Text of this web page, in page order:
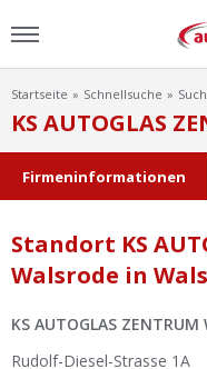
Home
Ratgeber
Scheibensuche
Startseite Schnellsuche
KS AUTOGLAS
Firmeninformationen
Standort KS
Walsrode in
KS AUTOGLAS
Rudolf-Diesel-Strasse 1A